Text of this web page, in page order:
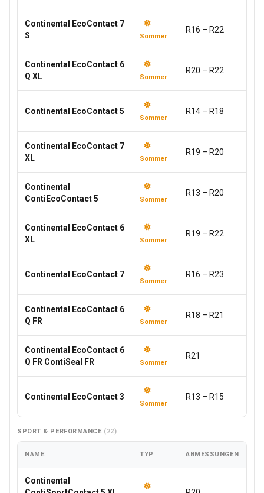
Continental EcoContact 7
S
Sommer
R16 – R22
Continental EcoContact 6
Q XL
Sommer
R20 – R22
Continental EcoContact 5
Sommer
R14 – R18
Continental EcoContact 7
XL
Sommer
R19 – R20
Continental
ContiEcoContact 5
Sommer
R13 – R20
Continental EcoContact 6
XL
Sommer
R19 – R22
Continental EcoContact 7
Sommer
R16 – R23
Continental EcoContact 6
Q FR
Sommer
R18 – R21
Continental EcoContact 6
Q FR ContiSeal FR
Sommer
R21
Continental EcoContact 3
Sommer
R13 – R15
SPORT & PERFORMANCE (22)
NAME TYP ABMESSUNGEN
Continental